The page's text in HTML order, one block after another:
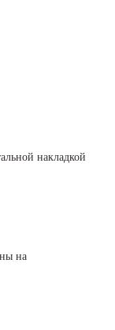
накладкой
на